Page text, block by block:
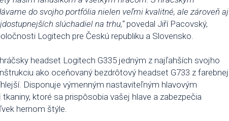
do svojho portfólia nielen veľmi kvalitné, ale zároveň aj
slúchadiel na trhu,“povedal Jiří Pacovský,
Logitech pre Českú republiku a Slovensko.
headset Logitech G335 jedným z najľahších svojho
ako oceňovaný bezdrôtový headset G733 z farebnej
Disponuje výmenným nastaviteľným hlavovým
ktoré sa prispôsobia vašej hlave a zabezpečia
hernom štýle.